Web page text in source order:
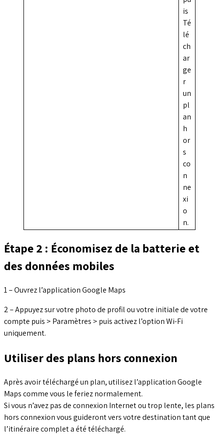
is
Té
lé
ch
ar
ge
r
un
pl
an
h
or
s
co
n
ne
xi
o
n.
Étape 2 : Économisez de la batterie et
des données mobiles
1 – Ouvrez l’application Google Maps
2 – Appuyez sur votre photo de profil ou votre initiale de votre
compte puis > Paramètres > puis activez l’option Wi-Fi
uniquement.
Utiliser des plans hors connexion
Après avoir téléchargé un plan, utilisez l’application Google
Maps comme vous le feriez normalement.
Si vous n’avez pas de connexion Internet ou trop lente, les plans
hors connexion vous guideront vers votre destination tant que
l’itinéraire complet a été téléchargé.